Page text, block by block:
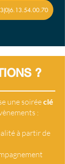
?
une soiréeclé
:
à partir de